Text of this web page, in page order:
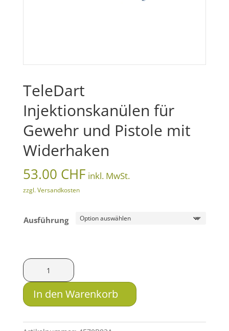
TeleDart
Injektionskanülen für
Gewehr und Pistole mit
Widerhaken
53.00 CHF inkl. MwSt.
zzgl. Versandkosten
Ausführung
TeleDart
Injektionskanülen
für
Gewehr
Pistole
In den Warenkorb